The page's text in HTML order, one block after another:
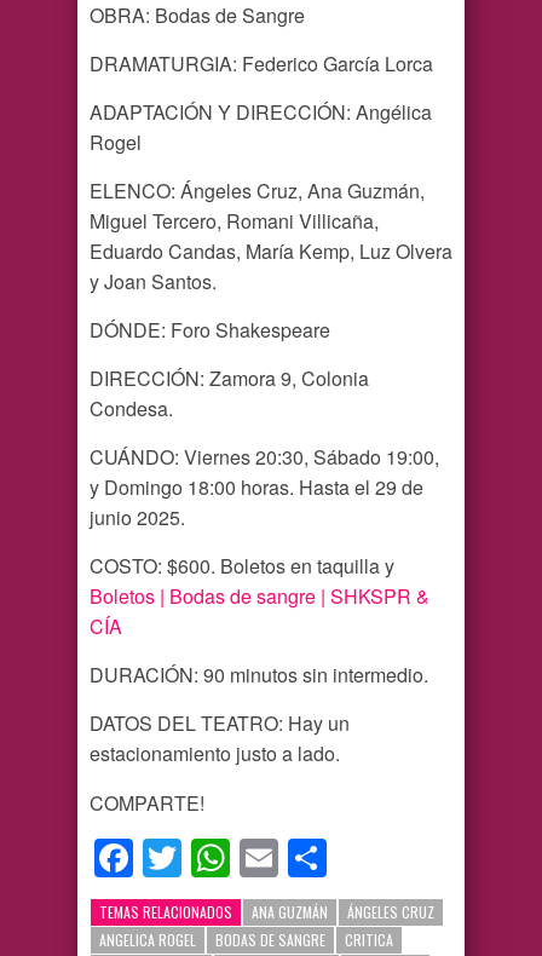
OBRA: Bodas de Sangre
DRAMATURGIA: Federico García Lorca
ADAPTACIÓN Y DIRECCIÓN: Angélica
Rogel
ELENCO: Ángeles Cruz, Ana Guzmán,
Miguel Tercero, Romani Villicaña,
Eduardo Candas, María Kemp, Luz Olvera
y Joan Santos.
DÓNDE: Foro Shakespeare
DIRECCIÓN: Zamora 9, Colonia
Condesa.
CUÁNDO: Viernes 20:30, Sábado 19:00,
y Domingo 18:00 horas. Hasta el 29 de
junio 2025.
COSTO: $600. Boletos en taquilla y
Boletos | Bodas de sangre | SHKSPR &
CÍA
DURACIÓN: 90 minutos sin intermedio.
DATOS DEL TEATRO: Hay un
estacionamiento justo a lado.
COMPARTE!
Facebook
TwitterWhatsApp
Email
TEMAS RELACIONADOS ANA GUZMÁN
ÁNGELES CRUZ
ANGELICA ROGEL
BODAS DE SANGRE CRITICA